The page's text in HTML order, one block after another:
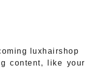
luxhairshop
content, like your